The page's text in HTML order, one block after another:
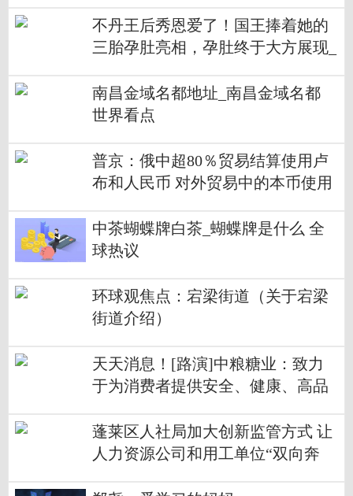
不丹王后秀恩爱了！国王捧着她的
三胎孕肚亮相，孕肚终于大方展现_
南昌金域名都地址_南昌金域名都
世界看点
普京：俄中超80％贸易结算使用卢
布和人民币 对外贸易中的本币使用
中茶蝴蝶牌白茶_蝴蝶牌是什么 全
球热议
环球观焦点：宕梁街道（关于宕梁
街道介绍）
天天消息！[路演]中粮糖业：致力
于为消费者提供安全、健康、高品
蓬莱区人社局加大创新监管方式 让
人力资源公司和用工单位“双向奔